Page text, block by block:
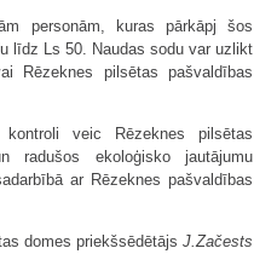
personām, kuras pārkāpj šos
līdz Ls 50. Naudas sodu var uzlikt
Rēzeknes pilsētas pašvaldības
veic Rēzeknes pilsētas
radušos ekoloģisko jautājumu
ar Rēzeknes pašvaldības
domes priekšsēdētājs J.Začests